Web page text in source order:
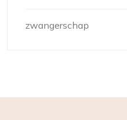
zwangerschap